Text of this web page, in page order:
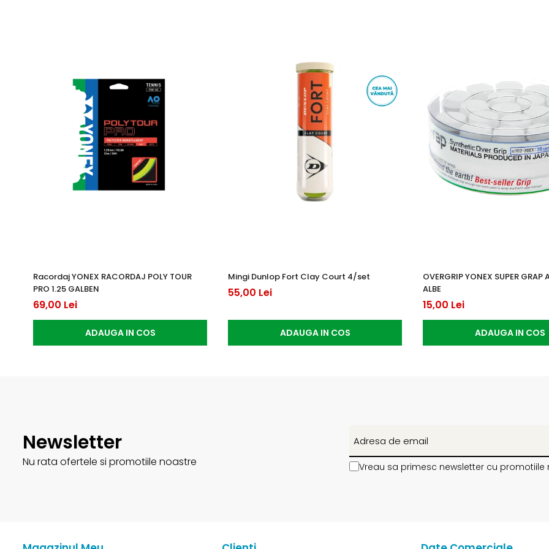
Racordaj YONEX RACORDAJ POLY TOUR
PRO 1.25 GALBEN
69,00 Lei
ADAUGA IN COS
Mingi Dunlop Fort Clay Court 4/set
55,00 Lei
ADAUGA IN COS
OVERGRIP YONEX SUPER GRAP
ALBE
15,00 Lei
ADAUGA IN COS
Newsletter
Nu rata ofertele si promotiile noastre Vreau sa primesc newsletter cu